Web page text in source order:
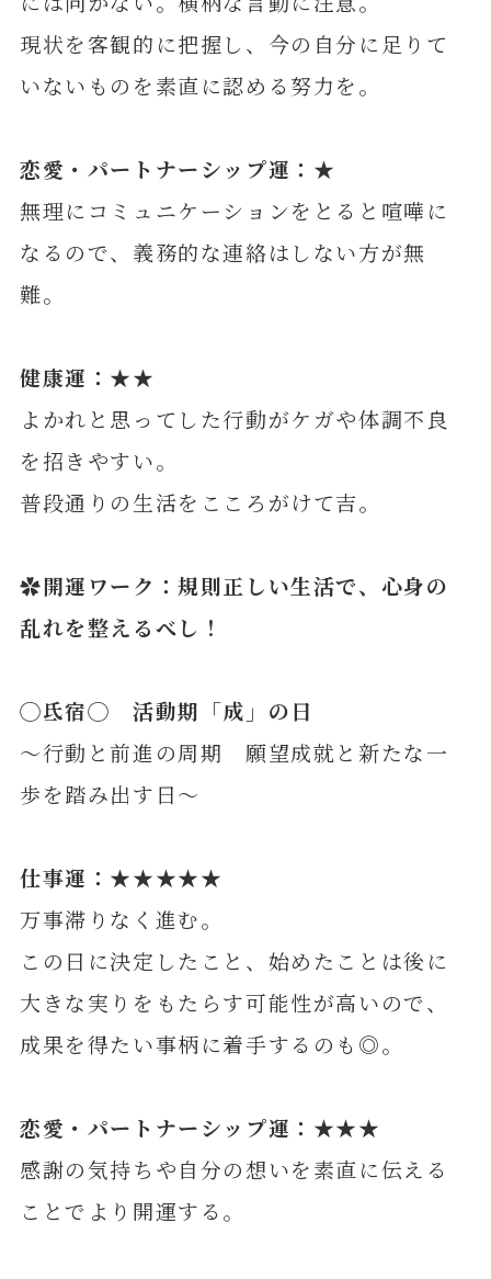
現状を客観的に把握し、今の自分に足りて
いないものを素直に認める努力を。
恋愛・パートナーシップ運：★
無理にコミュニケーションをとると喧嘩に
なるので、義務的な連絡はしない方が無
難。
健康運：★★
よかれと思ってした行動がケガや体調不良
を招きやすい。
普段通りの生活をこころがけて吉。
✿開運ワーク：規則正しい生活で、心身の
乱れを整えるべし！
◯氐宿◯ 活動期「成」の日
～行動と前進の周期 願望成就と新たな一
歩を踏み出す日～
仕事運：★★★★★
万事滞りなく進む。
この日に決定したこと、始めたことは後に
大きな実りをもたらす可能性が高いので、
成果を得たい事柄に着手するのも◎。
恋愛・パートナーシップ運：★★★
感謝の気持ちや自分の想いを素直に伝える
ことでより開運する。